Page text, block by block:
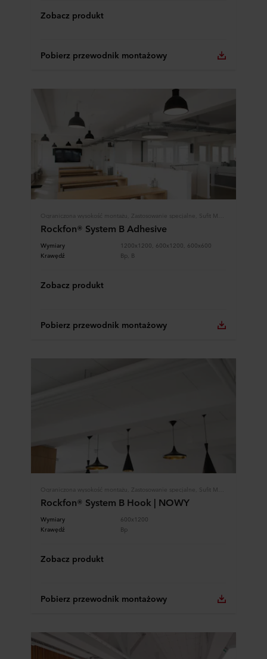
Zobacz produkt
Pobierz przewodnik montażowy
Rockfon® System B Adhesive
Wymiary
1200x1200, 600x1200, 600x600
Krawędź
Bp, B
Zobacz produkt
Pobierz przewodnik montażowy
Rockfon® System B Hook | NOWY
Wymiary
600x1200
Krawędź
Bp
Zobacz produkt
Pobierz przewodnik montażowy